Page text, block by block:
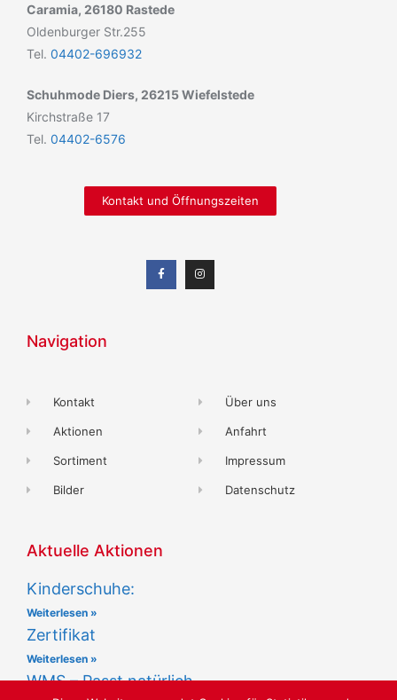
Caramia, 26180 Rastede
Oldenburger Str.255
Tel. 04402-696932
Schuhmode Diers, 26215 Wiefelstede
Kirchstraße 17
Tel. 04402-6576
Kontakt und Öffnungszeiten
Navigation
Kontakt
Aktionen
Sortiment
Bilder
Über uns
Anfahrt
Impressum
Datenschutz
Aktuelle Aktionen
Kinderschuhe:
Weiterlesen »
Zertifikat
Weiterlesen »
WMS – Passt natürlich